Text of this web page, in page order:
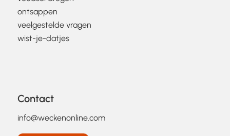
ontsappen
veelgestelde vragen
wist-je-datjes
Contact
info@weckenonline.com